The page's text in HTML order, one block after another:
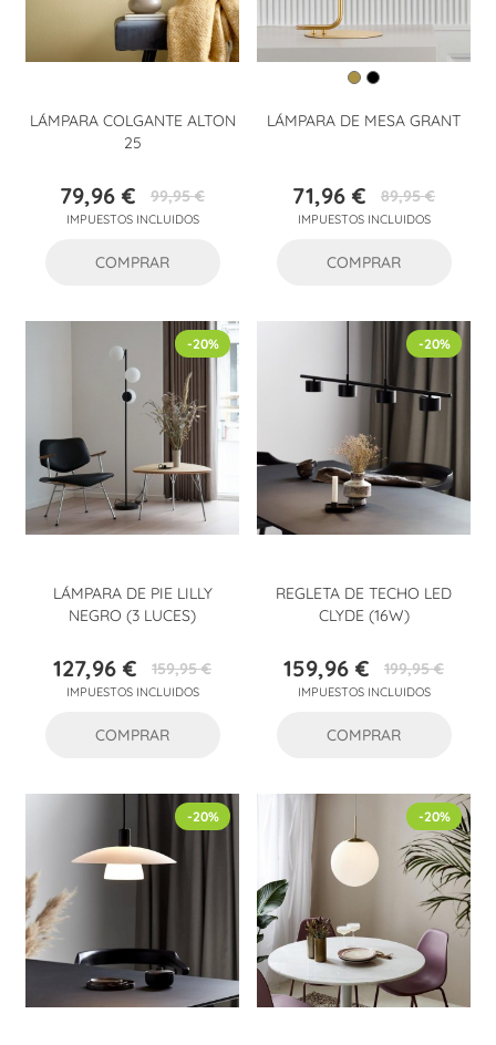
LÁMPARA COLGANTE ALTON
25
Precio
79,96 €Precio
base
99,95 €
IMPUESTOS INCLUIDOS
COMPRAR
LÁMPARA DE MESA GRANT
Precio
71,96 €Precio
base
89,95 €
IMPUESTOS INCLUIDOS
COMPRAR
LÁMPARA DE PIE LILLY
NEGRO (3 LUCES)
Precio
127,96 €Precio
base
159,95 €
IMPUESTOS INCLUIDOS
-20%
COMPRAR
REGLETA DE TECHO LED
CLYDE (16W)
Precio
159,96 €Precio
base
199,95 €
IMPUESTOS INCLUIDOS
-20%
COMPRAR
-20% -20%